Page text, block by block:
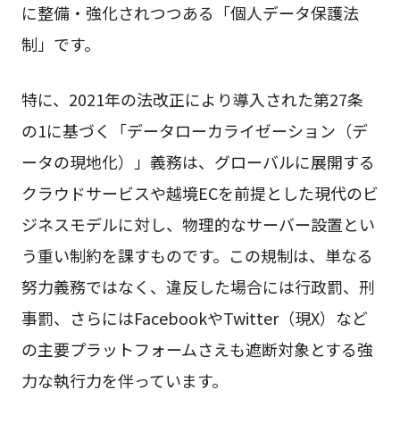
に整備・強化されつつある「個人データ保護法
制」です。
特に、2021年の法改正により導入された第27条
の1に基づく「データローカライゼーション（デ
ータの現地化）」義務は、グローバルに展開する
クラウドサービスや越境ECを前提とした現代のビ
ジネスモデルに対し、物理的なサーバー設置とい
う重い制約を課すものです。この規制は、単なる
努力義務ではなく、違反した場合には行政罰、刑
事罰、さらにはFacebookやTwitter（現X）など
の主要プラットフォームさえも遮断対象とする強
力な執行力を伴っています。